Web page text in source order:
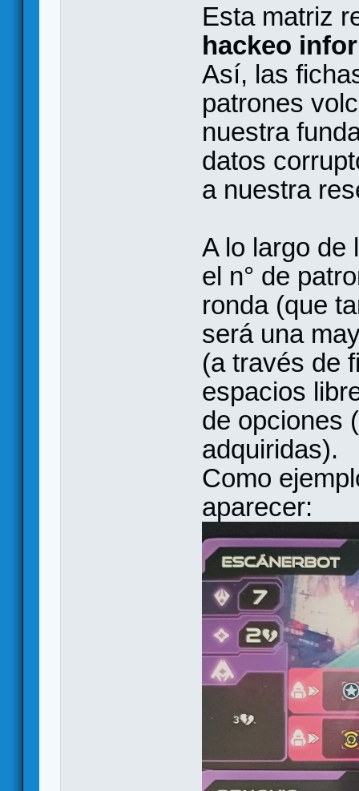
Esta matriz
hackeo
Así, las
patrones
nuestra
datos
a nuestra
A lo largo de
el n° de
ronda (que
será una
(a través de
espacios
de opciones
adquiridas).
Como
aparecer: